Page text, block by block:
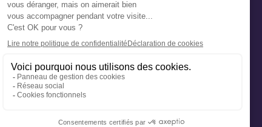
Précautions et sécurité
Plan de gestion des risques